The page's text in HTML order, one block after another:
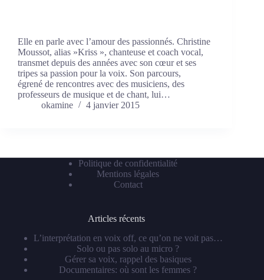
Elle en parle avec l’amour des passionnés. Christine
Moussot, alias »Kriss », chanteuse et coach vocal,
transmet depuis des années avec son cœur et ses
tripes sa passion pour la voix. Son parcours,
égrené de rencontres avec des musiciens, des
professeurs de musique et de chant, lui…
okamine
4 janvier 2015
Politique de confidentialité
Mentions légales
Contact
Articles récents
L’interprétation en voix off, ce qu’on ne voit pas…
Solo ou pas solo au micro ?
Gérer sa voix, rappel des basiques
Documentaires: où sont les femmes ?